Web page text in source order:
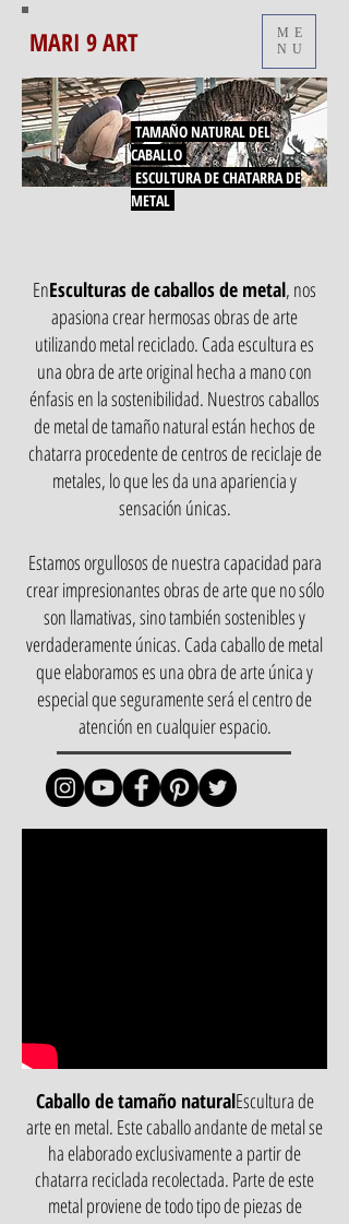
MARI 9 ART
ME
NU
TAMAÑO NATURAL DEL
CABALLO
ESCULTURA DE CHATARRA DE
METAL
EnEsculturas de caballos de metal, nos
apasiona crear hermosas obras de arte
utilizando metal reciclado. Cada escultura es
una obra de arte original hecha a mano con
énfasis en la sostenibilidad. Nuestros caballos
de metal de tamaño natural están hechos de
chatarra procedente de centros de reciclaje de
metales, lo que les da una apariencia y
sensación únicas.
Estamos orgullosos de nuestra capacidad para
crear impresionantes obras de arte que no sólo
son llamativas, sino también sostenibles y
verdaderamente únicas. Cada caballo de metal
que elaboramos es una obra de arte única y
especial que seguramente será el centro de
atención en cualquier espacio.
Caballo de tamaño naturalEscultura de
arte en metal. Este caballo andante de metal se
ha elaborado exclusivamente a partir de
chatarra reciclada recolectada. Parte de este
metal proviene de todo tipo de piezas de